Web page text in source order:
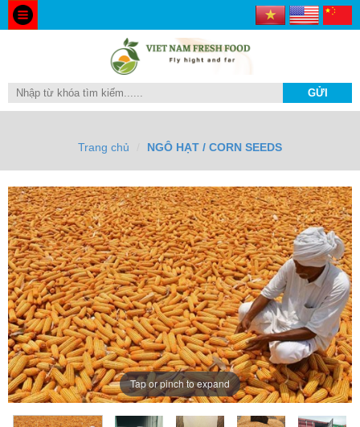
Trang chủ NGÔ HẠT / CORN SEEDS
Tap or pinch to expand